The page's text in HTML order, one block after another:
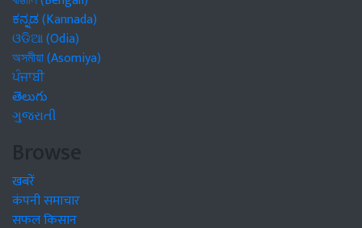
ಕನ್ನಡ (Kannada)
ଓଡିଆ (Odia)
অসমীয়া (Asomiya)
ਪੰਜਾਬੀ
తెలుగు
ગુજરાતી
Browse
खबरें
कंपनी समाचार
सफल किसान